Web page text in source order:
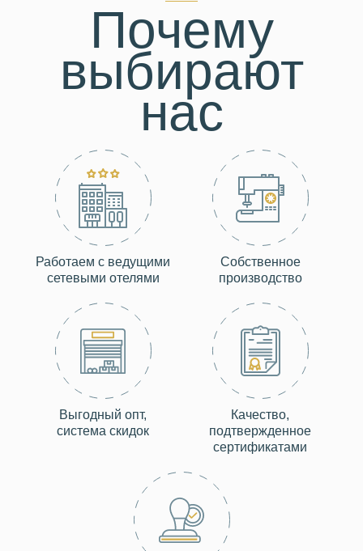
Почему
выбирают
нас
Работаем с ведущими
сетевыми отелями
Собственное
производство
Выгодный опт,
система скидок
Качество,
подтвержденное
сертификатами